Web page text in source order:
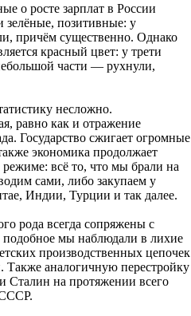
о росте зарплат в России
позитивные: у
причём существенно. Однако
красный цвет: у трети
части — рухнули,
несложно.
равно как и отражение
Государство сжигает огромные
экономика продолжает
режиме: всё то, что мы брали на
сами, либо закупаем у
Индии, Турции и так далее.
рода всегда сопряжены с
мы наблюдали в лихие
производственных цепочек
Также аналогичную перестройку
Сталин на протяжении всего